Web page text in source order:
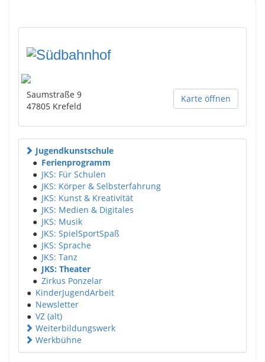
Karte öffnen
Saumstraße 9
47805 Krefeld
Jugendkunstschule
● Ferienprogramm
● JKS: Für Schulen
● JKS: Körper & Selbsterfahrung
● JKS: Kunst & Kreativität
● JKS: Medien & Digitales
● JKS: Musik
● JKS: SpielSportSpaß
● JKS: Sprache
● JKS: Tanz
● JKS: Theater
● Zirkus Ponzelar
● KinderJugendArbeit
● Newsletter
● VZ (alt)
Weiterbildungswerk
Werkbühne